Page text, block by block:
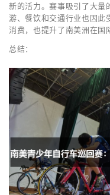
新的活力。赛事吸引了大量
游、餐饮和交通行业也因此
消费，也提升了南美洲在国
总结：